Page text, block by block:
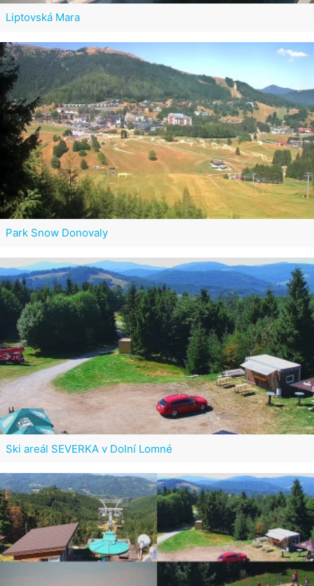
Liptovská Mara
Park Snow Donovaly
Ski areál SEVERKA v Dolní Lomné